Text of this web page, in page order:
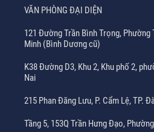
VĂN PHÒNG ĐẠI DIỆN
121 Đường Trần Bình Trọng, Phường
Minh (Bình Dương cũ)
K38 Đường D3, Khu 2, Khu phố 2,
Nai
215 Phan Đăng Lưu, P. Cẩm Lệ, TP.
Tầng 5, 153Q Trần Hưng Đạo,